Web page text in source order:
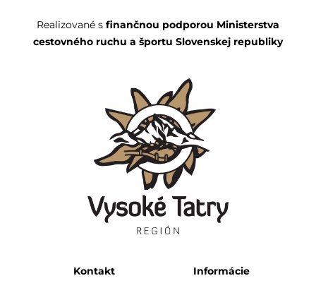
Realizované s finančnou podporou Ministerstva
cestovného ruchu a športu Slovenskej republiky
Kontakt Informácie